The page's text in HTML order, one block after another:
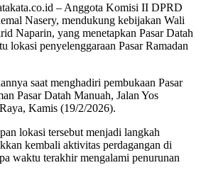
– Anggota Komisi II DPRD
Nasery, mendukung kebijakan Wali
Naparin, yang menetapkan Pasar Datah
lokasi penyelenggaraan Pasar Ramadan
saat menghadiri pembukaan Pasar
Pasar Datah Manuah, Jalan Yos
Kamis (19/2/2026).
lokasi tersebut menjadi langkah
kembali aktivitas perdagangan di
waktu terakhir mengalami penurunan